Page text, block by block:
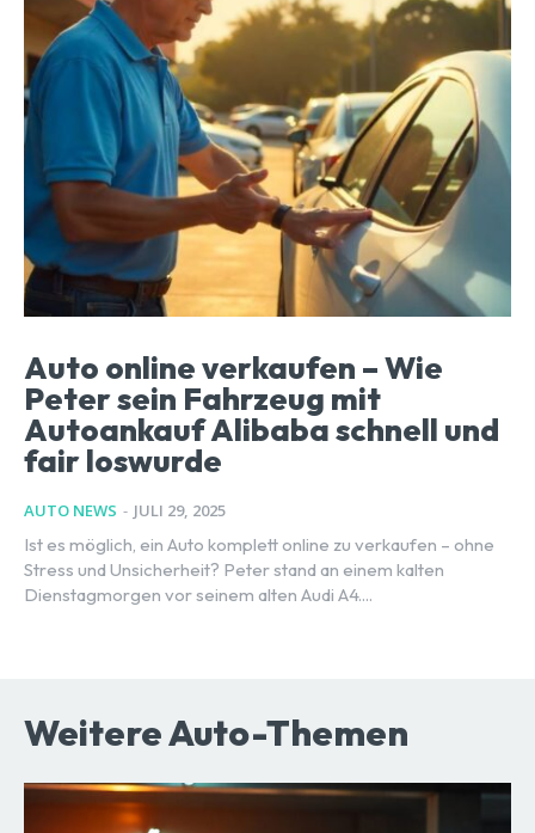
Auto online verkaufen – Wie
Peter sein Fahrzeug mit
Autoankauf Alibaba schnell und
fair loswurde
AUTO NEWS - JULI 29, 2025
Ist es möglich, ein Auto komplett online zu verkaufen – ohne
Stress und Unsicherheit? Peter stand an einem kalten
Dienstagmorgen vor seinem alten Audi A4....
Weitere Auto-Themen